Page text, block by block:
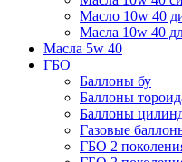
Масло 10w 40
Масла 10w 40
Масла 5w 40
ГБО
Баллоны бу
Баллоны
Баллоны
Газовые
ГБО 2